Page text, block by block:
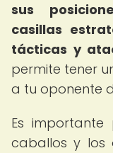
sus
casillas
tácticas y
permite tener
a tu oponente
Es
caballos y los